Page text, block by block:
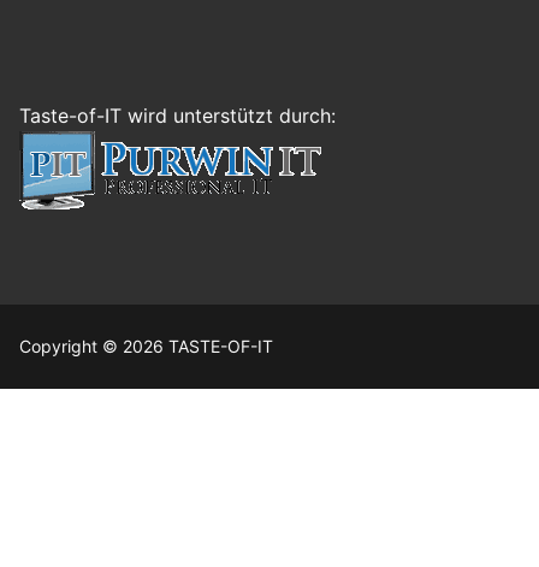
Taste-of-IT wird unterstützt durch:
Copyright © 2026 TASTE-OF-IT